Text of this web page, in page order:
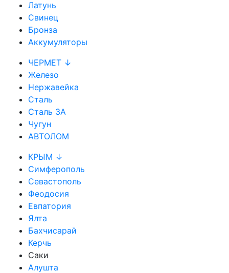
Латунь
Свинец
Бронза
Аккумуляторы
ЧЕРМЕТ ↓
Железо
Нержавейка
Сталь
Сталь 3А
Чугун
АВТОЛОМ
КРЫМ ↓
Симферополь
Севастополь
Феодосия
Евпатория
Ялта
Бахчисарай
Керчь
Саки
Алушта